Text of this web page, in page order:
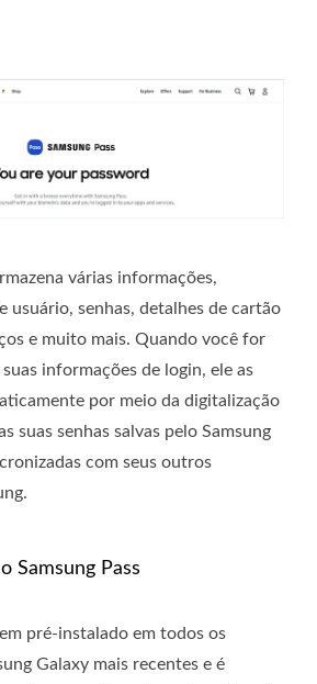
várias informações,
usuário, senhas, detalhes de cartão
e muito mais. Quando você for
informações de login, ele as
por meio da digitalização
suas senhas salvas pelo Samsung
com seus outros
Samsung Pass
pré-instalado em todos os
Galaxy mais recentes e é